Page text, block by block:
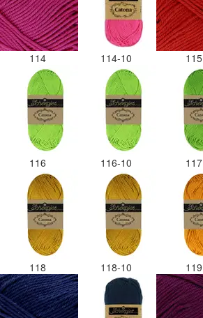
114 114-10 115
116 116-10 117
118 118-10 119